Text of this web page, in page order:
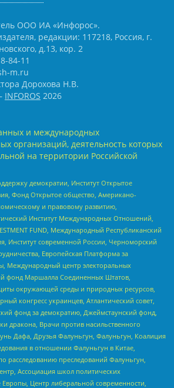
ООО ИА «Инфорос».
редакции: 117218, Россия, г.
д.13, кор. 2
84-11
m.ru
Дорохова Н.В.
INFOROS 2026
и международных
организаций, деятельность которых
на территории Российской
демократии, Институт Открытое
Фонд Открытое общество, Американо-
и правовому развитию,
Институт Международных Отношений,
FUND, Международный Республиканский
Институт современной России, Черноморский
Европейская Платформа за
Международный центр электоральных
фонд Маршалла Соединенных Штатов,
окружающей среды и природных ресурсов,
конгресс украинцев, Атлантический совет,
фонд за демократию, Джеймстаунский фонд,
дракона, Врачи против насильственного
Дафа, Друзья Фалуньгун, Фалуньгун, Коалиция
в отношении Фалуньгун в Китае,
расследованию преследований Фалуньгун,
Ассоциация школ политических
Европы, Центр либеральной современности,